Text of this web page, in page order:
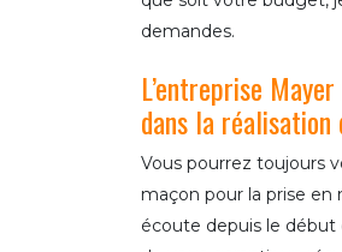
demandes.
L’entreprise
dans la
Vous pourrez toujours
maçon pour la prise en
écoute depuis le début